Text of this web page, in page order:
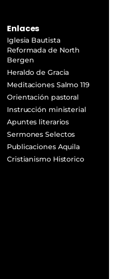
Enlaces
Iglesia Bautista
Reformada de North
Bergen
Heraldo de Gracia
Meditaciones Salmo 119
Orientación pastoral
Instrucción ministerial
Apuntes literarios
Sermones Selectos
Publicaciones Aquila
Cristianismo Historico